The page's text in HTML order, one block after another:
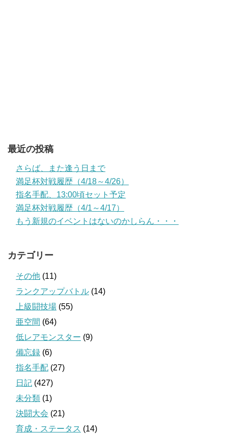
最近の投稿
さらば、また逢う日まで
満足杯対戦履歴（4/18～4/26）
指名手配、13:00頃セット予定
満足杯対戦履歴（4/1～4/17）
もう新規のイベントはないのかしらん・・・
カテゴリー
その他 (11)
ランクアップバトル (14)
上級闘技場 (55)
亜空間 (64)
低レアモンスター (9)
備忘録 (6)
指名手配 (27)
日記 (427)
未分類 (1)
決闘大会 (21)
育成・ステータス (14)